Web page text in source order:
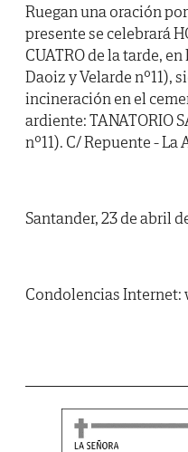
Ruegan una oración
presente se celebrará
CUATRO de la tarde,
Daoiz y Velarde nº11),
incineración en el
ardiente: TANATORIO
nº11). C/ Repuente - La
Santander, 23 de abril
Condolencias